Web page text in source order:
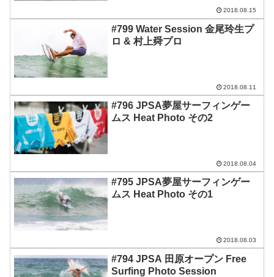
2018.08.15
#799 Water Session 金尾玲生プ
ロ & 村上舜プロ
2018.08.11
#796 JPSA夢屋サーフィンゲー
ムス Heat Photo その2
2018.08.04
#795 JPSA夢屋サーフィンゲー
ムス Heat Photo その1
2018.08.03
#794 JPSA 田原オープン Free
Surfing Photo Session